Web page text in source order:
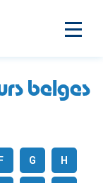
belges
F G H